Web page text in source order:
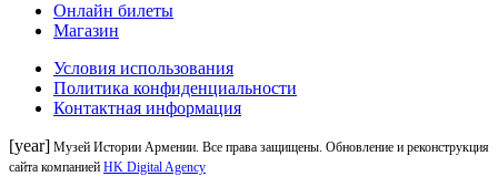
Онлайн билеты
Магазин
Условия использования
Политика конфиденциальности
Контактная информация
[year] Музей Истории Армении. Все права защищены. Обновление и реконструкция
сайта компанией HK Digital Agency